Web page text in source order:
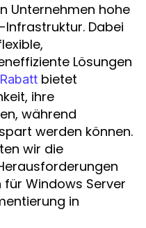
Unternehmen hohe
Dabei
Lösungen
bietet
ihre
während
werden können.
wir die
für Windows Server
in